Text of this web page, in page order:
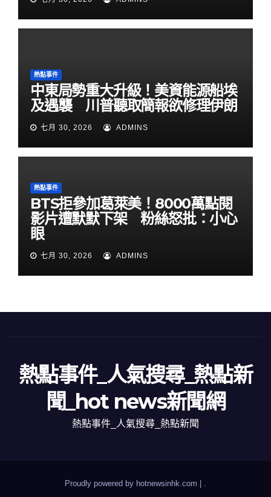
熱點事件
中東局勢重大升級！美資能源船埃
及遇襲 川普聽取簡報欲修理伊朗
七月 30, 2026 ADMINS
熱點事件
BTS拒參加葛萊美！8000萬點閱
影片遭默默下架 粉絲怒批：小心
眼
七月 30, 2026 ADMINS
熱點事件_人氣搜尋_熱點新
聞_hot news新聞網
熱點事件_人氣搜尋_熱點新聞
Proudly powered by hotnewsinhk.com |